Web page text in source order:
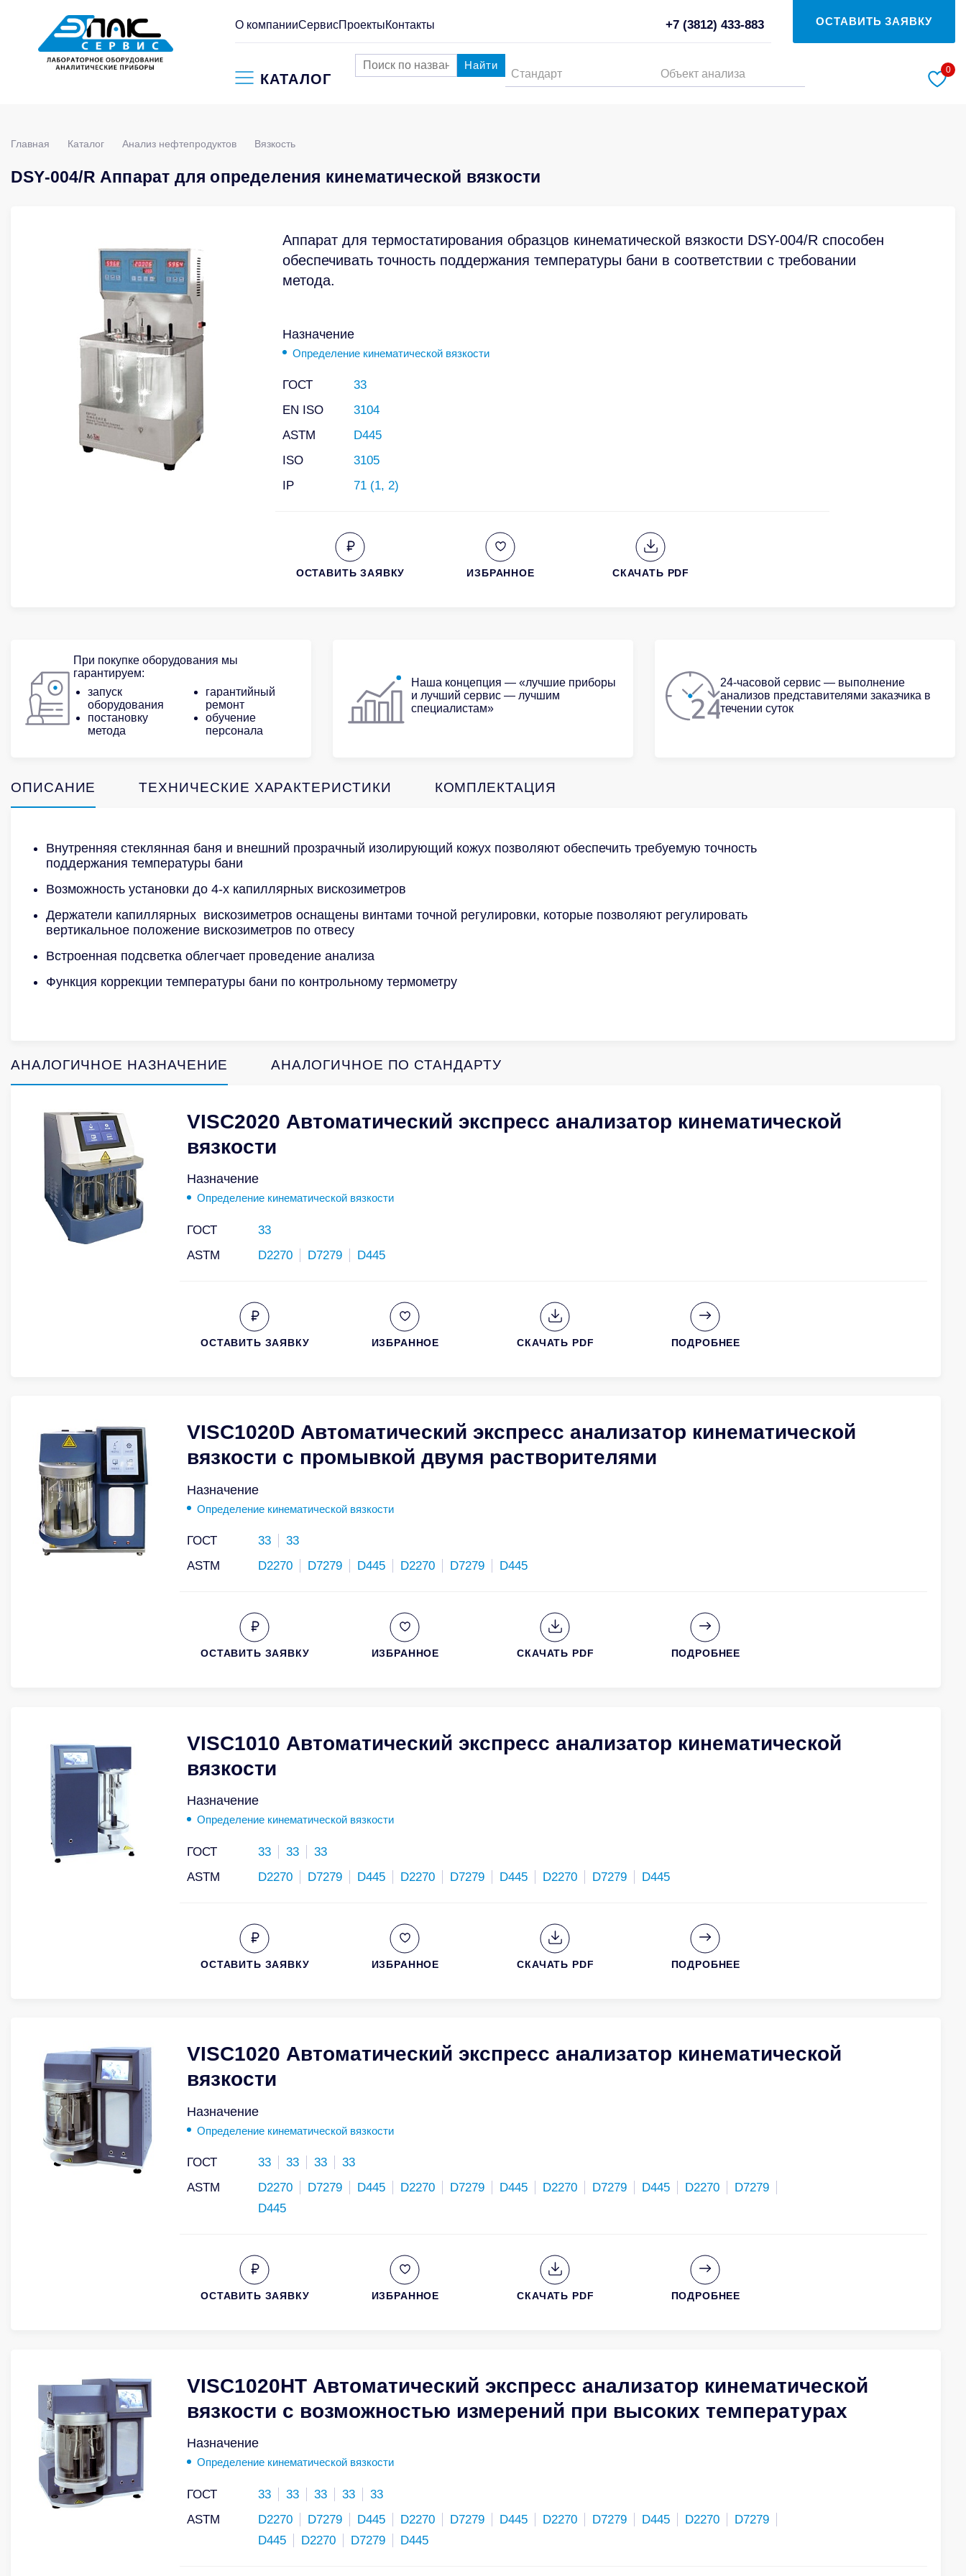
О компанииСервисПроектыКонтакты +7 (3812) 433-883 ОСТАВИТЬ ЗАЯВКУ
КАТАЛОГ
Найти
Стандарт Объект анализа 0
Главная Каталог Анализ нефтепродуктов Вязкость
DSY-004/R Аппарат для определения кинематической вязкости
Аппарат для термостатирования образцов кинематической вязкости DSY-004/R способен
обеспечивать точность поддержания температуры бани в соответствии с требовании
метода.
Назначение
Определение кинематической вязкости
ГОСТ
33
EN ISO
3104
ASTM
D445
ISO
3105
IP
71 (1, 2)
ОСТАВИТЬ ЗАЯВКУ ИЗБРАННОЕ СКАЧАТЬ PDF
При покупке оборудования мы
гарантируем:
запуск
оборудования
постановку
метода
гарантийный
ремонт
обучение
персонала
Наша концепция — «лучшие приборы
и лучший сервис — лучшим
специалистам»
24-часовой сервис — выполнение
анализов представителями заказчика в
течении суток
ОПИСАНИЕ ТЕХНИЧЕСКИЕ ХАРАКТЕРИСТИКИ КОМПЛЕКТАЦИЯ
Внутренняя стеклянная баня и внешний прозрачный изолирующий кожух позволяют обеспечить требуемую точность
поддержания температуры бани
Возможность установки до 4-х капиллярных вискозиметров
Держатели капиллярных вискозиметров оснащены винтами точной регулировки, которые позволяют регулировать
вертикальное положение вискозиметров по отвесу
Встроенная подсветка облегчает проведение анализа
Функция коррекции температуры бани по контрольному термометру
АНАЛОГИЧНОЕ НАЗНАЧЕНИЕ АНАЛОГИЧНОЕ ПО СТАНДАРТУ
VISC2020 Автоматический экспресс анализатор кинематической
вязкости
Назначение
Определение кинематической вязкости
ГОСТ
33
ASTM
D2270 D7279 D445
ОСТАВИТЬ ЗАЯВКУ ИЗБРАННОЕ СКАЧАТЬ PDF ПОДРОБНЕЕ
VISC1020D Автоматический экспресс анализатор кинематической
вязкости с промывкой двумя растворителями
Назначение
Определение кинематической вязкости
ГОСТ 33
33
ASTM
D2270 D7279 D445 D2270 D7279 D445
ОСТАВИТЬ ЗАЯВКУ ИЗБРАННОЕ СКАЧАТЬ PDF ПОДРОБНЕЕ
VISC1010 Автоматический экспресс анализатор кинематической
вязкости
Назначение
Определение кинематической вязкости
ГОСТ 33 33
33
ASTM
D2270 D7279 D445 D2270 D7279 D445 D2270 D7279 D445
ОСТАВИТЬ ЗАЯВКУ ИЗБРАННОЕ СКАЧАТЬ PDF ПОДРОБНЕЕ
VISC1020 Автоматический экспресс анализатор кинематической
вязкости
Назначение
Определение кинематической вязкости
ГОСТ 33 33 33
33
ASTM
D2270 D7279 D445 D2270 D7279 D445 D2270 D7279 D445 D2270
D7279
D445
ОСТАВИТЬ ЗАЯВКУ ИЗБРАННОЕ СКАЧАТЬ PDF ПОДРОБНЕЕ
VISC1020HT Автоматический экспресс анализатор кинематической
вязкости с возможностью измерений при высоких температурах
Назначение
Определение кинематической вязкости
ГОСТ 33 33 33 33
33
ASTM
D2270 D7279 D445 D2270 D7279 D445 D2270 D7279 D445 D2270
D7279
D445
D2270 D7279 D445